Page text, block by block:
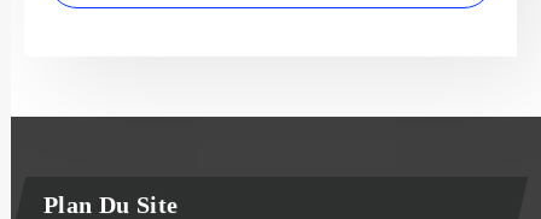
Plan Du Site